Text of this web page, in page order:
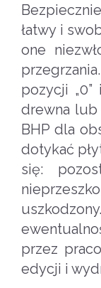
łatwy i
one
pozycji
drewna lub
BHP dla
dotykać
się:
przez
edycji i